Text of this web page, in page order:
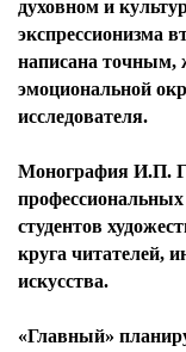
духовном и
экспрессионизма
написана
эмоциональной
исследователя.
Монография И.П.
профессиональных
студентов
круга читателей,
искусства.
«Главный»